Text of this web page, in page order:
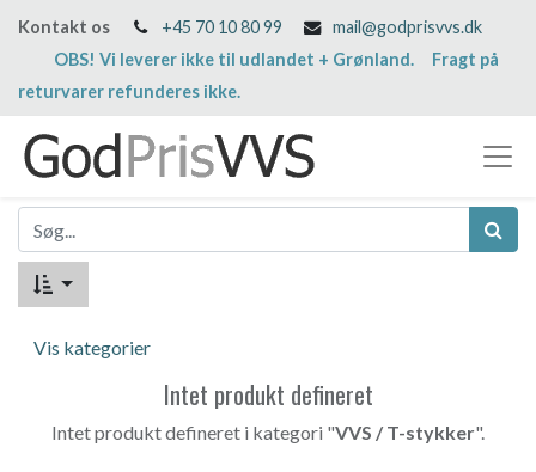
Kontakt os +45 70 10 80 99
mail@godprisvvs.dk
OBS! Vi leverer ikke til udlandet + Grønland. Fragt på
returvarer refunderes ikke.
Vis kategorier
Intet produkt defineret
Intet produkt defineret i kategori "VVS / T-stykker".